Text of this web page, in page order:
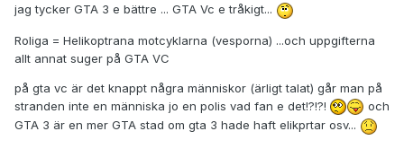
jag tycker GTA 3 e bättre ... GTA Vc e tråkigt...
Roliga = Helikoptrana motcyklarna (vesporna) ...och uppgifterna
allt annat suger på GTA VC
på gta vc är det knappt några människor (ärligt talat) går man på
stranden inte en människa jo en polis vad fan e det!?!?!
och
GTA 3 är en mer GTA stad om gta 3 hade haft elikprtar osv...